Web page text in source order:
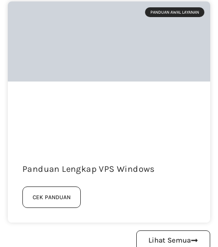
PANDUAN AWAL LAYANAN
Panduan Lengkap VPS Windows
CEK PANDUAN
Lihat Semua